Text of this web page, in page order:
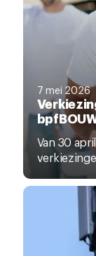
7 mei 2026
Van 30